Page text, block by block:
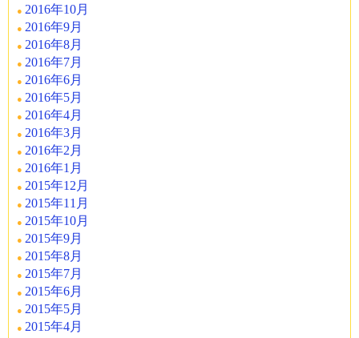
2016年10月
2016年9月
2016年8月
2016年7月
2016年6月
2016年5月
2016年4月
2016年3月
2016年2月
2016年1月
2015年12月
2015年11月
2015年10月
2015年9月
2015年8月
2015年7月
2015年6月
2015年5月
2015年4月